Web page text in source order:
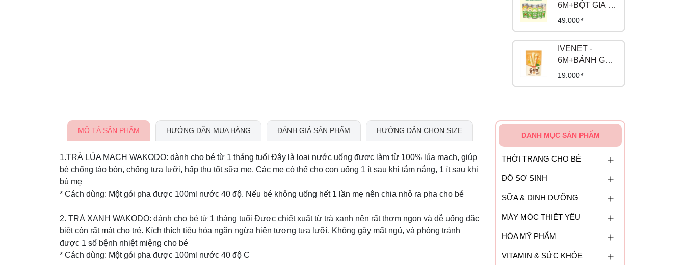
6M+BỘT GIA VỊ
HỮU CƠ
49.000₫
IVENET -
6M+BÁNH GẠO
LỨT CUỘN DÀI
19.000₫
MÔ TẢ SẢN PHẨM HƯỚNG DẪN MUA HÀNG ĐÁNH GIÁ SẢN PHẨM HƯỚNG DẪN CHỌN SIZE
1.TRÀ LÚA MẠCH WAKODO: dành cho bé từ 1 tháng tuổi Đây là loại nước uống được làm từ 100% lúa mạch, giúp
bé chống táo bón, chống tưa lưỡi, hấp thu tốt sữa mẹ. Các mẹ có thể cho con uống 1 ít sau khi tắm nắng, 1 ít sau khi
bú mẹ
* Cách dùng: Một gói pha được 100ml nước 40 độ. Nếu bé không uống hết 1 lần mẹ nên chia nhỏ ra pha cho bé
2. TRÀ XANH WAKODO: dành cho bé từ 1 tháng tuổi Được chiết xuất từ trà xanh nên rất thơm ngon và dễ uống đặc
biệt còn rất mát cho trẻ. Kích thích tiêu hóa ngăn ngừa hiện tượng tưa lưỡi. Không gây mất ngủ, và phòng tránh
được 1 số bệnh nhiệt miệng cho bé
* Cách dùng: Một gói pha được 100ml nước 40 độ C
DANH MỤC SẢN PHẨM
THỜI TRANG CHO BÉ
ĐỒ SƠ SINH
SỮA & DINH DƯỠNG
MÁY MÓC THIẾT YẾU
HÓA MỸ PHẨM
VITAMIN & SỨC KHỎE